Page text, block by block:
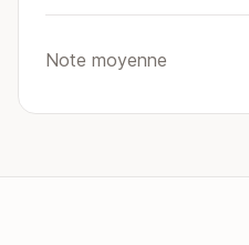
Note moyenne